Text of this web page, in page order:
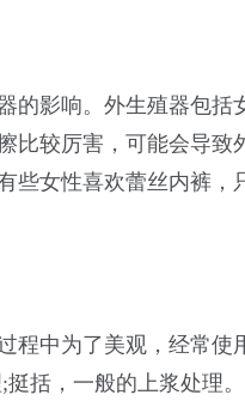
的影响。外生殖器包括
比较厉害，可能会导致
些女性喜欢蕾丝内裤，
程中为了美观，经常使
括，一般的上浆处理